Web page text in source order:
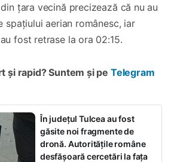
țara vecină precizează că nu au
spațiului aerian românesc, iar
fost retrase la ora 02:15.
și rapid? Suntem și pe Telegram
În județul Tulcea au fost
găsite noi fragmente de
dronă. Autoritățile române
desfășoară cercetări la fața